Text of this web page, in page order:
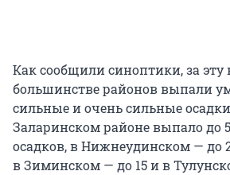
Как сообщили синоптики, за эту
большинстве районов выпали
сильные и очень сильные
Заларинском районе выпало до
осадков, в Нижнеудинском — до
в Зиминском — до 15 и в